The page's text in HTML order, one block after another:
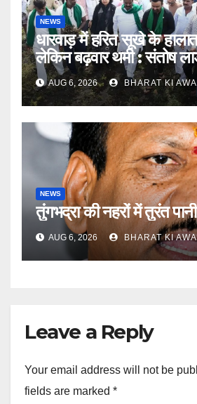
NEWS
धारवाड़ में हरित सूखे के
लेकिन बढ़वार थमी : संतोष
AUG 6, 2026 BHARAT KI
NEWS
तुंगभद्रा की नहरों में तुरंत
AUG 6, 2026 BHARAT KI
Leave a Reply
Your email address will not be
fields are marked *